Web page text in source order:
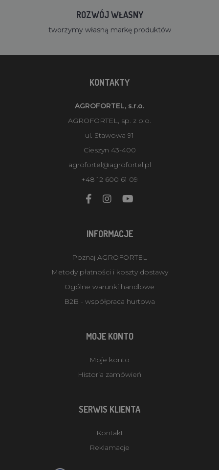
ROZWÓJ WŁASNY
tworzymy własną markę produktów
KONTAKTY
AGROFORTEL, s.r.o.
AGROFORTEL, sp. z o.o.
ul. Stawowa 91
Cieszyn 43-400
agrofortel@agrofortel.pl
+48 12 600 61 09
INFORMACJE
Poznaj AGROFORTEL
Metody płatności i koszty dostawy
Ogólne warunki handlowe
B2B - współpraca hurtowa
MOJE KONTO
Moje konto
Historia zamówień
SERWIS KLIENTA
Kontakt
Reklamacje